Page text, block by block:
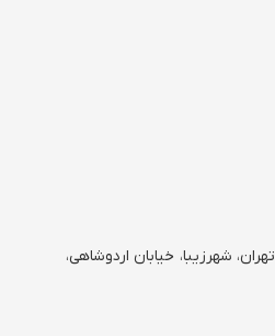
تهران، شهرزیبا، خیابان اردوشاهی،